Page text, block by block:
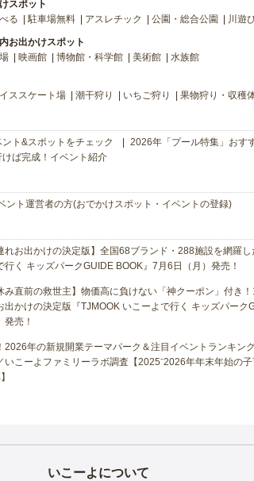
スポット
る 駐車場無料 アスレチック 公園・総合公園 川遊
お出かけスポット
映画館 博物館・科学館 美術館 水族館
ススケート場 潮干狩り いちご狩り 果物狩り・収穫
ト&スポットをチェック
2026年「プール特集」おす
ば完成！イベント紹介
ント運営者の方(おでかけスポット・イベントの登録)
れお出かけの決定版】全国68ブランド・288施設を網羅
行く キッズパークGUIDE BOOK』7月6日（月）発売！
み直前の救世主】物価高に負けない「神クーポン」付き
出かけの決定版『TJMOOK いこーよで行く キッズパーク
発売！
2026年の新規開業テーマパーク＆注目イベントランキ
いこーよファミリーラボ調査【2025⁻2026年年末年始の
いこーよについて